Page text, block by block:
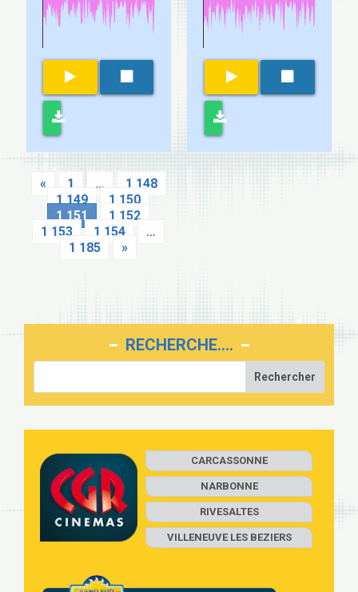
« 1 …
1 148
1 149
1 150
1 151
1 152
1 153
1 154
…
1 185
»
RECHERCHE….
CARCASSONNE
NARBONNE
RIVESALTES
VILLENEUVE LES BEZIERS